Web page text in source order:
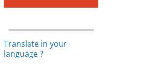
Translate in your
language ?